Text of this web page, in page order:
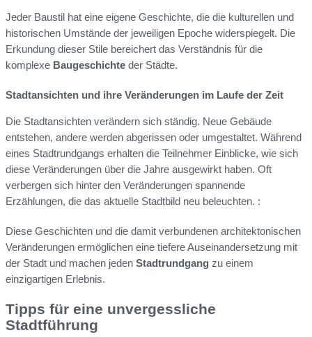
Jeder Baustil hat eine eigene Geschichte, die die kulturellen und
historischen Umstände der jeweiligen Epoche widerspiegelt. Die
Erkundung dieser Stile bereichert das Verständnis für die
komplexe Baugeschichte der Städte.
Stadtansichten und ihre Veränderungen im Laufe der Zeit
Die Stadtansichten verändern sich ständig. Neue Gebäude
entstehen, andere werden abgerissen oder umgestaltet. Während
eines Stadtrundgangs erhalten die Teilnehmer Einblicke, wie sich
diese Veränderungen über die Jahre ausgewirkt haben. Oft
verbergen sich hinter den Veränderungen spannende
Erzählungen, die das aktuelle Stadtbild neu beleuchten. :
Diese Geschichten und die damit verbundenen architektonischen
Veränderungen ermöglichen eine tiefere Auseinandersetzung mit
der Stadt und machen jeden Stadtrundgang zu einem
einzigartigen Erlebnis.
Tipps für eine unvergessliche
Stadtführung